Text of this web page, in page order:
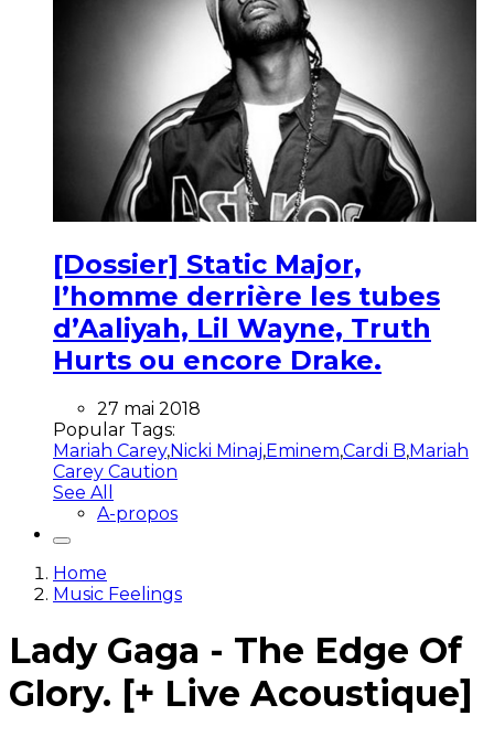
[Dossier] Static Major,
l’homme derrière les tubes
d’Aaliyah, Lil Wayne, Truth
Hurts ou encore Drake.
27 mai 2018
Popular Tags:
Mariah Carey,Nicki Minaj,Eminem,Cardi B,Mariah
Carey Caution
See All
A-propos
Home
Music Feelings
Lady Gaga - The Edge Of
Glory. [+ Live Acoustique]